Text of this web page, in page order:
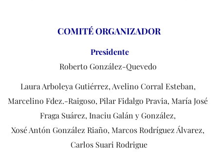
COMITÉ ORGANIZADOR
Presidente
Roberto González-Quevedo
Laura Arboleya Gutiérrez, Avelino Corral Esteban,
Marcelino Fdez.-Raigoso, Pilar Fidalgo Pravia, María José
Fraga Suárez, Inaciu Galán y González,
Xosé Antón González Riaño, Marcos Rodríguez Álvarez,
Carlos Suari Rodrigue